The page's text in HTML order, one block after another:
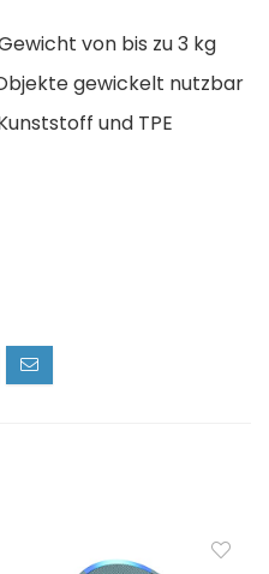
von bis zu 3 kg
gewickelt nutzbar
und TPE